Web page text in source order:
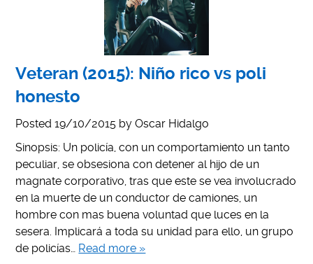
Veteran (2015): Niño rico vs poli
honesto
Posted19/10/2015 byOscar Hidalgo
Sinopsis: Un policía, con un comportamiento un tanto
peculiar, se obsesiona con detener al hijo de un
magnate corporativo, tras que este se vea involucrado
en la muerte de un conductor de camiones, un
hombre con mas buena voluntad que luces en la
sesera. Implicará a toda su unidad para ello, un grupo
de policías… Read more »